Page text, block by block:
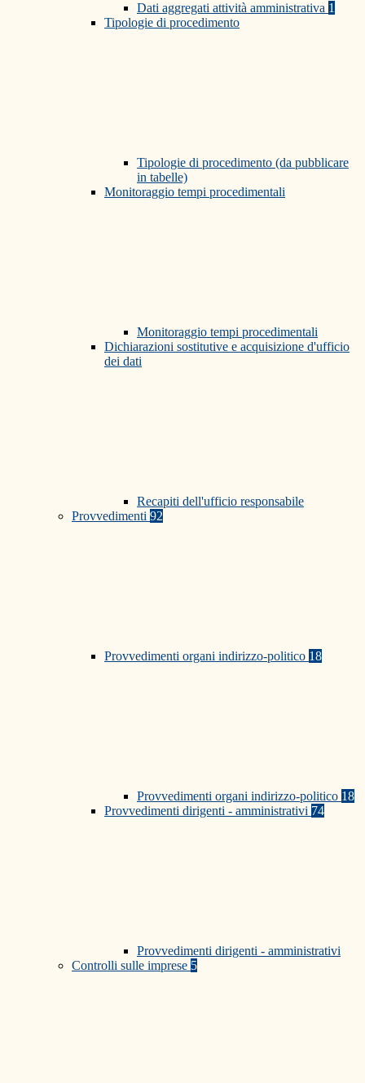
Dati aggregati attività amministrativa 1
Tipologie di procedimento
Tipologie di procedimento (da pubblicare
in tabelle)
Monitoraggio tempi procedimentali
Monitoraggio tempi procedimentali
Dichiarazioni sostitutive e acquisizione d'ufficio
dei dati
Recapiti dell'ufficio responsabile
Provvedimenti 92
Provvedimenti organi indirizzo-politico 18
Provvedimenti organi indirizzo-politico 18
Provvedimenti dirigenti - amministrativi 74
Provvedimenti dirigenti - amministrativi
Controlli sulle imprese 5